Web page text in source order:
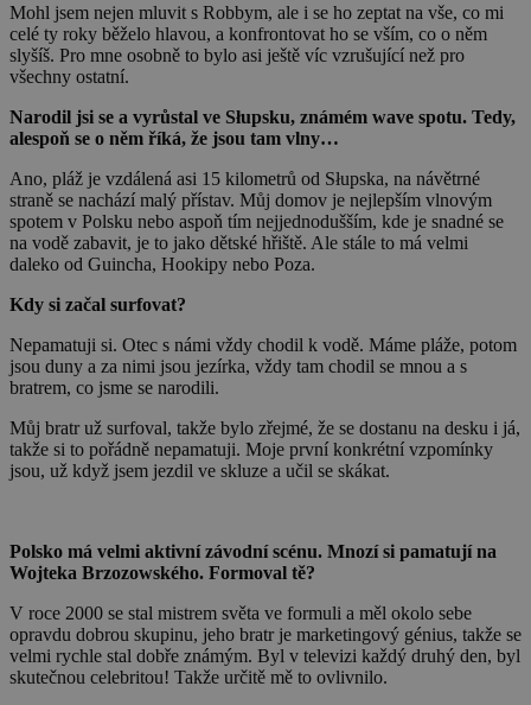
Mohl jsem nejen mluvit s Robbym, ale i se ho zeptat na vše, co mi
celé ty roky běželo hlavou, a konfrontovat ho se vším, co o něm
slyšíš. Pro mne osobně to bylo asi ještě víc vzrušující než pro
všechny ostatní.
Narodil jsi se a vyrůstal ve Słupsku, známém wave spotu. Tedy,
alespoň se o něm říká, že jsou tam vlny…
Ano, pláž je vzdálená asi 15 kilometrů od Słupska, na návětrné
straně se nachází malý přístav. Můj domov je nejlepším vlnovým
spotem v Polsku nebo aspoň tím nejjednodušším, kde je snadné se
na vodě zabavit, je to jako dětské hřiště. Ale stále to má velmi
daleko od Guincha, Hookipy nebo Poza.
Kdy si začal surfovat?
Nepamatuji si. Otec s námi vždy chodil k vodě. Máme pláže, potom
jsou duny a za nimi jsou jezírka, vždy tam chodil se mnou a s
bratrem, co jsme se narodili.
Můj bratr už surfoval, takže bylo zřejmé, že se dostanu na desku i já,
takže si to pořádně nepamatuji. Moje první konkrétní vzpomínky
jsou, už když jsem jezdil ve skluze a učil se skákat.
Polsko má velmi aktivní závodní scénu. Mnozí si pamatují na
Wojteka Brzozowského. Formoval tě?
V roce 2000 se stal mistrem světa ve formuli a měl okolo sebe
opravdu dobrou skupinu, jeho bratr je marketingový génius, takže se
velmi rychle stal dobře známým. Byl v televizi každý druhý den, byl
skutečnou celebritou! Takže určitě mě to ovlivnilo.